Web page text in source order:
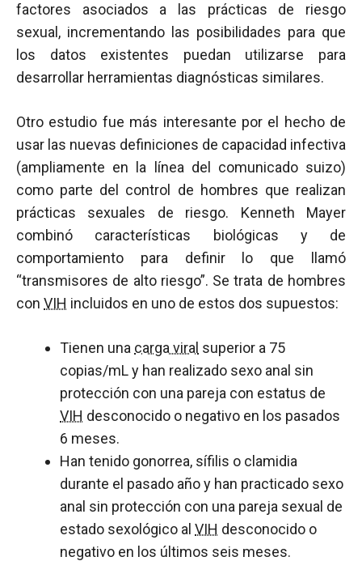
factores asociados a las prácticas de riesgo
sexual, incrementando las posibilidades para que
los datos existentes puedan utilizarse para
desarrollar herramientas diagnósticas similares.
Otro estudio fue más interesante por el hecho de
usar las nuevas definiciones de capacidad infectiva
(ampliamente en la línea del comunicado suizo)
como parte del control de hombres que realizan
prácticas sexuales de riesgo. Kenneth Mayer
combinó características biológicas y de
comportamiento para definir lo que llamó
“transmisores de alto riesgo”. Se trata de hombres
con VIH incluidos en uno de estos dos supuestos:
Tienen una carga viral superior a 75
copias/mL y han realizado sexo anal sin
protección con una pareja con estatus de
VIH desconocido o negativo en los pasados
6 meses.
Han tenido gonorrea, sífilis o clamidia
durante el pasado año y han practicado sexo
anal sin protección con una pareja sexual de
estado sexológico al VIH desconocido o
negativo en los últimos seis meses.